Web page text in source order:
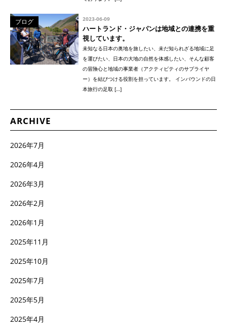
ブログ 2023-06-09
ハートランド・ジャパンは地域との連携を重
視しています。
未知なる日本の奥地を旅したい、未だ知られざる地域に足
を運びたい、日本の大地の自然を体感したい、そんな顧客
の冒険心と地域の事業者（アクティビティのサプライヤ
ー）を結びつける役割を担っています。 インバウンドの日
本旅行の足取 […]
ARCHIVE
2026年7月
2026年4月
2026年3月
2026年2月
2026年1月
2025年11月
2025年10月
2025年7月
2025年5月
2025年4月